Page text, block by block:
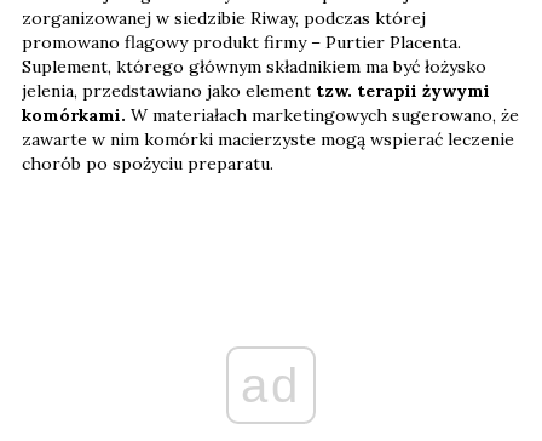
zorganizowanej w siedzibie Riway, podczas której
promowano flagowy produkt firmy – Purtier Placenta.
Suplement, którego głównym składnikiem ma być łożysko
jelenia, przedstawiano jako element tzw. terapii żywymi
komórkami. W materiałach marketingowych sugerowano, że
zawarte w nim komórki macierzyste mogą wspierać leczenie
chorób po spożyciu preparatu.
ad